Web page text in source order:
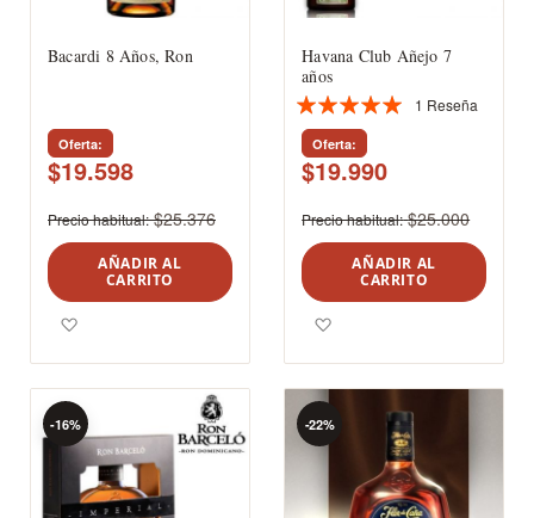
Bacardi 8 Años, Ron
Oferta
$19.598
Precio habitual $25.376
AÑADIR AL
CARRITO
Havana Club Añejo 7
años
Valoración:
100%
1 Reseña
Oferta
$19.990
Precio habitual $25.000
AÑADIR AL
CARRITO
-16% -22%